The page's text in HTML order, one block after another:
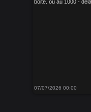
boite. ou au 1000 -
07/07/2026 00:00